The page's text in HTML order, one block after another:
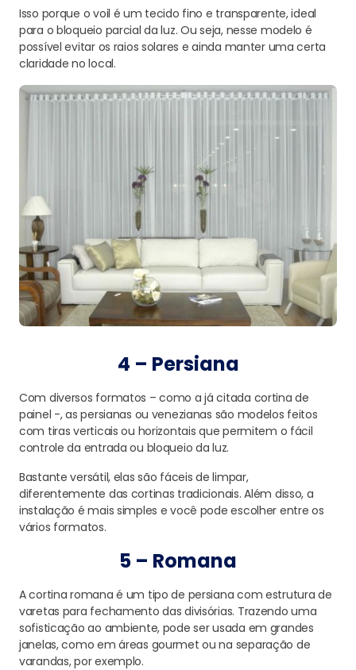
Isso porque o voil é um tecido fino e transparente, ideal
para o bloqueio parcial da luz. Ou seja, nesse modelo é
possível evitar os raios solares e ainda manter uma certa
claridade no local.
4 – Persiana
Com diversos formatos – como a já citada cortina de
painel -, as persianas ou venezianas são modelos feitos
com tiras verticais ou horizontais que permitem o fácil
controle da entrada ou bloqueio da luz.
Bastante versátil, elas são fáceis de limpar,
diferentemente das cortinas tradicionais. Além disso, a
instalação é mais simples e você pode escolher entre os
vários formatos.
5 – Romana
A cortina romana é um tipo de persiana com estrutura de
varetas para fechamento das divisórias. Trazendo uma
sofisticação ao ambiente, pode ser usada em grandes
janelas, como em áreas gourmet ou na separação de
varandas, por exemplo.